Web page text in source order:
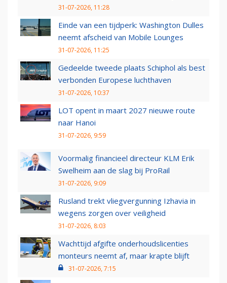
31-07-2026, 11:28
Einde van een tijdperk: Washington Dulles
neemt afscheid van Mobile Lounges
31-07-2026, 11:25
Gedeelde tweede plaats Schiphol als best
verbonden Europese luchthaven
31-07-2026, 10:37
LOT opent in maart 2027 nieuwe route
naar Hanoi
31-07-2026, 9:59
Voormalig financieel directeur KLM Erik
Swelheim aan de slag bij ProRail
31-07-2026, 9:09
Rusland trekt vliegvergunning Izhavia in
wegens zorgen over veiligheid
31-07-2026, 8:03
Wachttijd afgifte onderhoudslicenties
monteurs neemt af, maar krapte blijft
31-07-2026, 7:15